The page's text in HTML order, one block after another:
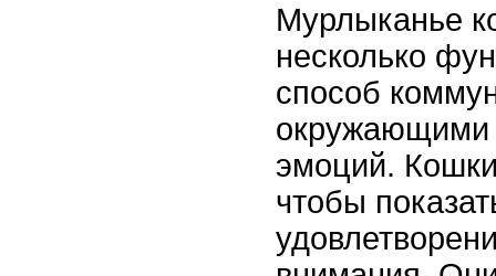
Мурлыканье
несколько
способ
окружающими
эмоций.
чтобы